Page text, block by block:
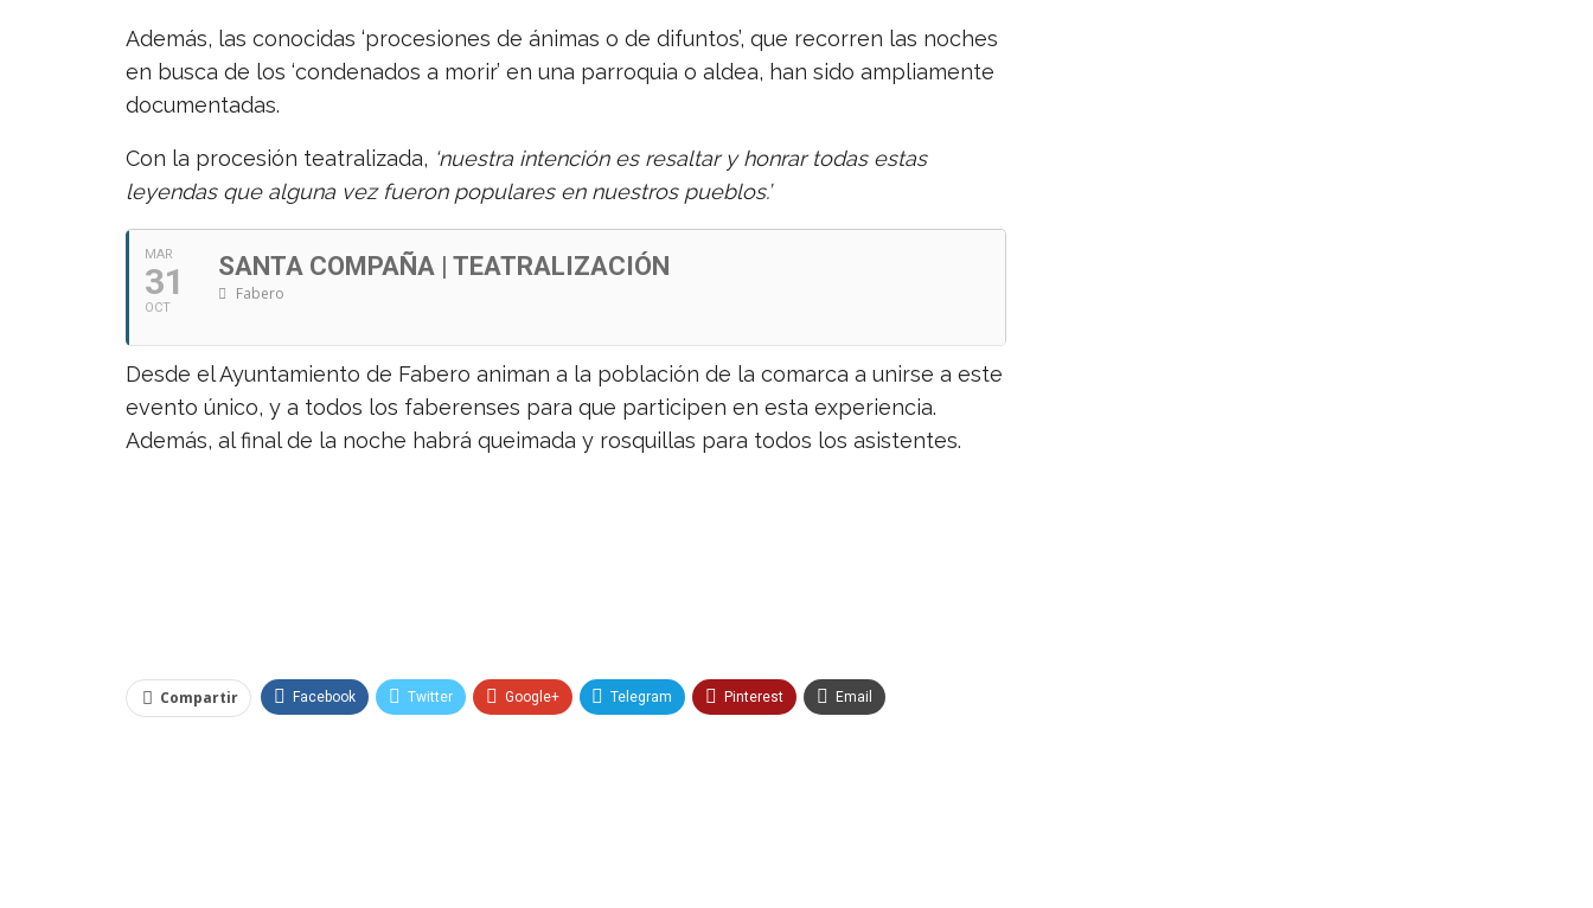
Además, las conocidas ‘procesiones de ánimas o de difuntos’, que recorren las noches
en busca de los ‘condenados a morir’ en una parroquia o aldea, han sido ampliamente
documentadas.
Con la procesión teatralizada, ‘nuestra intención es resaltar y honrar todas estas
leyendas que alguna vez fueron populares en nuestros pueblos.’
MAR
31
OCT
SANTA COMPAÑA | TEATRALIZACIÓN
Fabero
Desde el Ayuntamiento de Fabero animan a la población de la comarca a unirse a este
evento único, y a todos los faberenses para que participen en esta experiencia.
Además, al final de la noche habrá queimada y rosquillas para todos los asistentes.
Compartir Facebook Twitter Google+ Telegram Pinterest Email